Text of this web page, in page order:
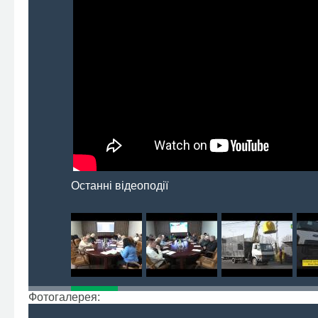
Останні відеоподії
Фотогалерея: